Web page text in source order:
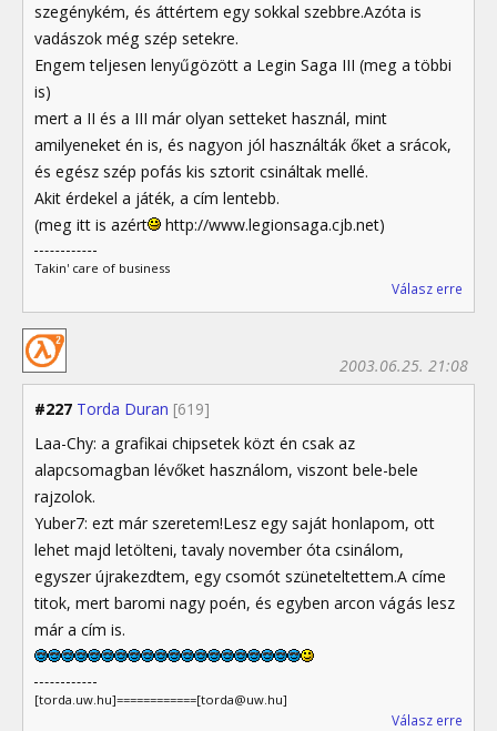
szegénykém, és áttértem egy sokkal szebbre.Azóta is
vadászok még szép setekre.
Engem teljesen lenyűgözött a Legin Saga III (meg a többi
is)
mert a II és a III már olyan setteket használ, mint
amilyeneket én is, és nagyon jól használták őket a srácok,
és egész szép pofás kis sztorit csináltak mellé.
Akit érdekel a játék, a cím lentebb.
(meg itt is azért
http://www.legionsaga.cjb.net)
Takin' care of business
Válasz erre
#227 Torda Duran [619]
2003.06.25. 21:08
Laa-Chy: a grafikai chipsetek közt én csak az
alapcsomagban lévőket használom, viszont bele-bele
rajzolok.
Yuber7: ezt már szeretem!Lesz egy saját honlapom, ott
lehet majd letölteni, tavaly november óta csinálom,
egyszer újrakezdtem, egy csomót szüneteltettem.A címe
titok, mert baromi nagy poén, és egyben arcon vágás lesz
már a cím is.
[torda.uw.hu]============[torda@uw.hu]
Válasz erre